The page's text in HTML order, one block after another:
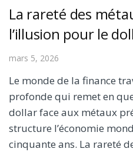
La rareté des
l’illusion pour le
mars 5, 2026
Le monde de la finance
profonde qui remet en
dollar face aux métaux
structure l’économie
cinquante ans. La rareté